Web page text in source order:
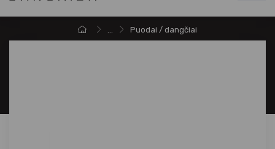
... Puodai / dangčiai